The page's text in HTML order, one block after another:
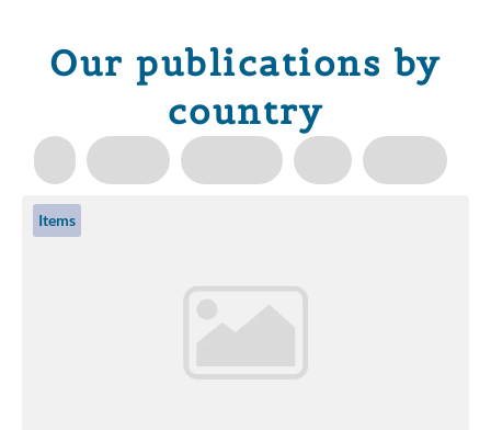
Our publications by
country
Items